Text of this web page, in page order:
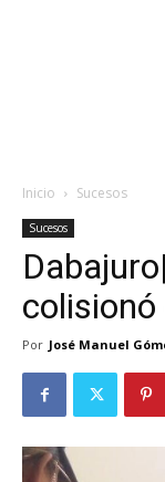
Inicio Sucesos
Sucesos
Por José Manuel